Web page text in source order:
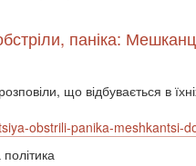
паніка:
що відбувається в
obstrili-panika-